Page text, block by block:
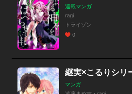
連載マンガ
ragi
トライゾン
0
継実×こるりシリ
マンガ